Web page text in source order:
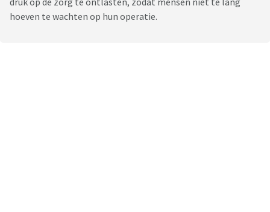
hoeven te wachten op hun operatie.